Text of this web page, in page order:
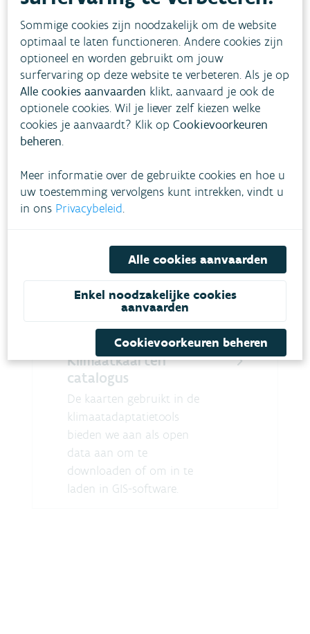
wateroverlast lokaal kan
verminderen. De PLAN-tool
biedt je 7 scenario's om
mee aan de slag te gaan.
PROJECT-tool
je als lokaal bestuur of
ontwerper de
klimaatbestendigheid van
beoordelen en verbeteren,
zowel voor één perceel als
voor een volledige wijk.
Klimaatkaarten
catalogus
De kaarten gebruikt in de
klimaatadaptatietools
bieden we aan als open
data aan om te
downloaden of om in te
laden in GIS-software.
Sommige cookies zijn noodzakelijk om de website
optimaal te laten functioneren. Andere cookies zijn
optioneel en worden gebruikt om jouw
surfervaring op deze website te verbeteren. Als je op
Alle cookies aanvaarden klikt, aanvaard je ook de
optionele cookies. Wil je liever zelf kiezen welke
cookies je aanvaardt? Klik opCookievoorkeuren
beheren.
Meer informatie over de gebruikte cookies en hoe u
uw toestemming vervolgens kunt intrekken, vindt u
in ons Privacybeleid.
Alle cookies aanvaarden
Enkel noodzakelijke cookies
aanvaarden
Cookievoorkeuren beheren